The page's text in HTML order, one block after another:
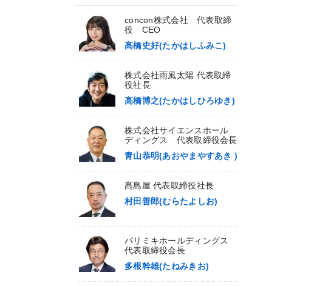
concon株式会社 代表取締
役 CEO
髙橋史好(たかはしふみこ)
株式会社雨風太陽 代表取締
役社長
高橋博之(たかはしひろゆき)
株式会社サイエンスホール
ディングス 代表取締役会長
青山恭明(あおやまやすあき )
髙島屋 代表取締役社長
村田善郎(むらたよしお)
パリミキホールディングス
代表取締役会長
多根幹雄(たねみきお)